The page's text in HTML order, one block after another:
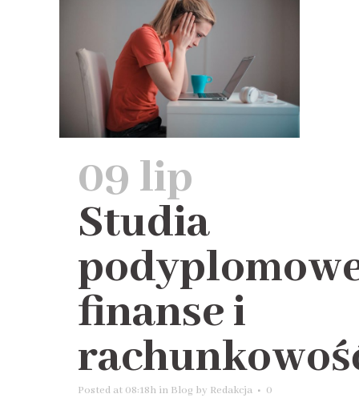
09 lip
Studia
finanse i
Posted at 08:18h in Blog by Redakcja
0